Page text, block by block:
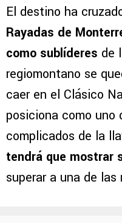
El destino ha
Rayadas de
como sublíderes de
regiomontano se
caer en el Clásico
posiciona como uno
complicados de la
tendrá que mostrar
superar a una de las